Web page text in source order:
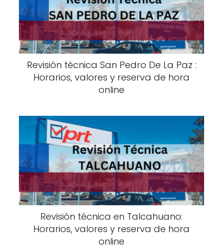
Revisión técnica San Pedro De La Paz :
Horarios, valores y reserva de hora
online
Revisión técnica en Talcahuano:
Horarios, valores y reserva de hora
online